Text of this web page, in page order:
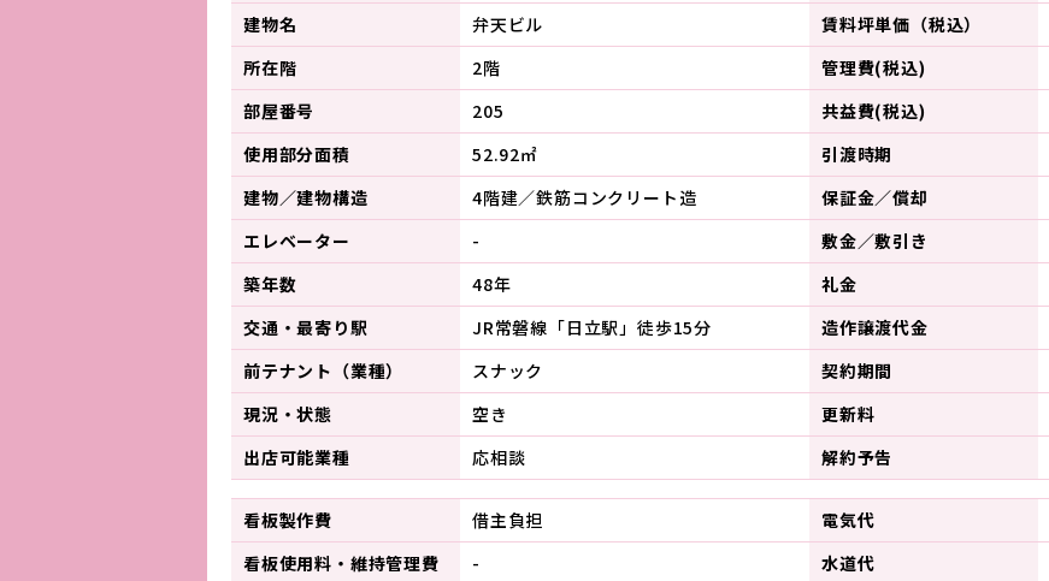
建物名
弁天ビル
所在階
2階
部屋番号
205
使用部分面積
52.92㎡
建物／建物構造
4階建／鉄筋コンクリート造
エレベーター
-
築年数
48年
交通・最寄り駅
JR常磐線「日立駅」徒歩15分
前テナント（業種）
スナック
現況・状態
空き
出店可能業種
応相談
賃料坪単価（税込）
管理費(税込)
共益費(税込)
引渡時期
保証金／償却
敷金／敷引き
礼金
造作譲渡代金
契約期間
更新料
解約予告
看板製作費
借主負担
看板使用料・ 維持管理費
-
電気代
水道代